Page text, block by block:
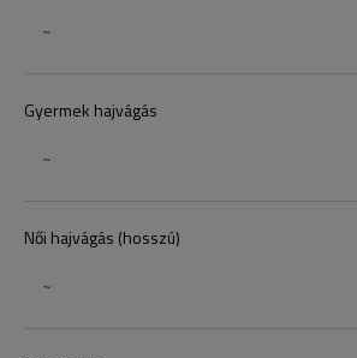
~
Gyermek hajvágás
~
Női hajvágás (hosszú)
~